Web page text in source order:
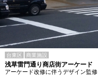
台東区 商業施設
浅草雷門通り商店街アーケード
アーケード改修に伴うデザイン監修